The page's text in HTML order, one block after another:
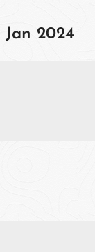
Jan 2024